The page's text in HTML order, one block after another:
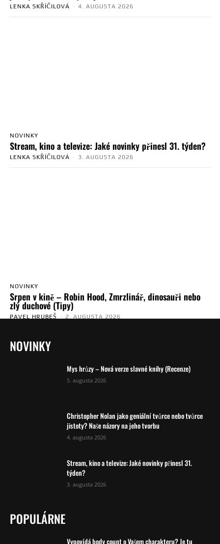
LENKA SKŘÍČILOVÁ - 4. AUGUSTA 2026
NOVINKY
Stream, kino a televize: Jaké novinky přinesl 31. týden?
LENKA SKŘÍČILOVÁ - 3. AUGUSTA 2026
NOVINKY
Srpen v kině – Robin Hood, Zmrzlinář, dinosauři nebo
zlý duchové (Tipy)
PAVEL HRUBEŠ - 2. AUGUSTA 2026
NOVINKY
Mys hrůzy – Nová verze slavné knihy (Recenze)
5. augusta 2026
Christopher Nolan jako geniální tvůrce nebo tvůrce
jistoty? Naše názory na jeho tvorbu
4. augusta 2026
Stream, kino a televize: Jaké novinky přinesl 31.
týden?
3. augusta 2026
POPULÁRNE
Vypovídá body count o Vašem charakteru? Je tu